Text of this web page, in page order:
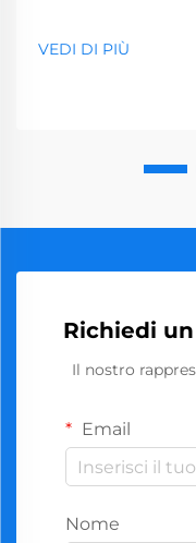
VEDI DI PIÙ
Richiedi
Il nostro
Email
Nome